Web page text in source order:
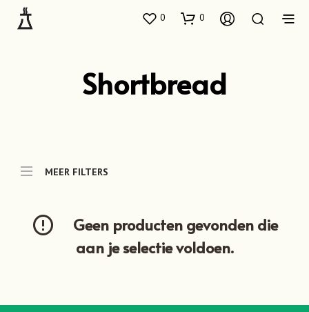
0 0
Shortbread
MEER FILTERS
Geen producten gevonden die
aan je selectie voldoen.